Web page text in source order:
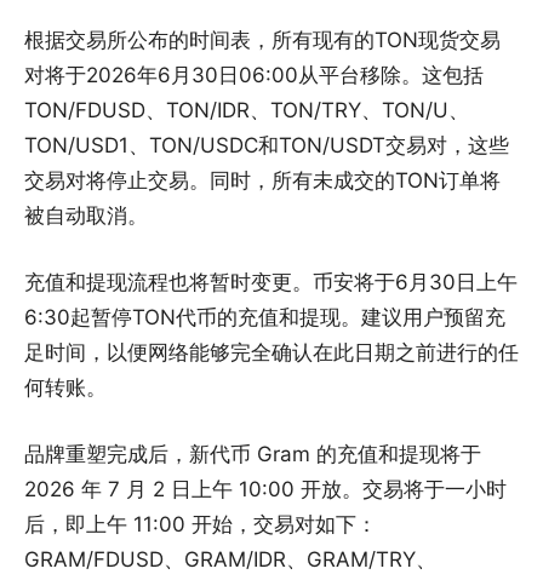
根据交易所公布的时间表，所有现有的TON现货交易
对将于2026年6月30日06:00从平台移除。这包括
TON/FDUSD、TON/IDR、TON/TRY、TON/U、
TON/USD1、TON/USDC和TON/USDT交易对，这些
交易对将停止交易。同时，所有未成交的TON订单将
被自动取消。
充值和提现流程也将暂时变更。币安将于6月30日上午
6:30起暂停TON代币的充值和提现。建议用户预留充
足时间，以便网络能够完全确认在此日期之前进行的任
何转账。
品牌重塑完成后，新代币 Gram 的充值和提现将于
2026 年 7 月 2 日上午 10:00 开放。交易将于一小时
后，即上午 11:00 开始，交易对如下：
GRAM/FDUSD、GRAM/IDR、GRAM/TRY、